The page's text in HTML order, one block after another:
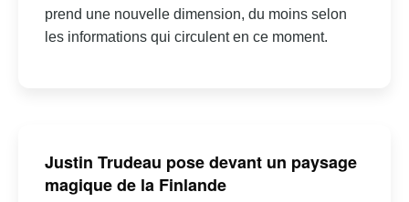
prend une nouvelle dimension, du moins selon
les informations qui circulent en ce moment.
Justin Trudeau pose devant un paysage
magique de la Finlande